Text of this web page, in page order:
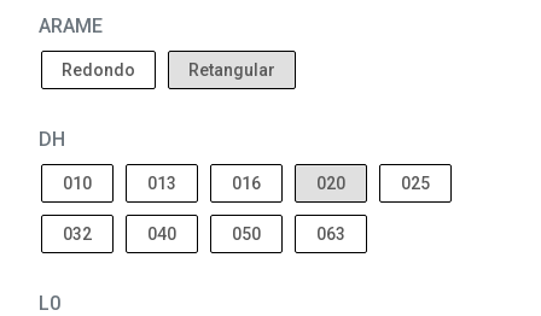
ARAME
Redondo Retangular
DH
010 013 016 020 025
032 040 050 063
L0